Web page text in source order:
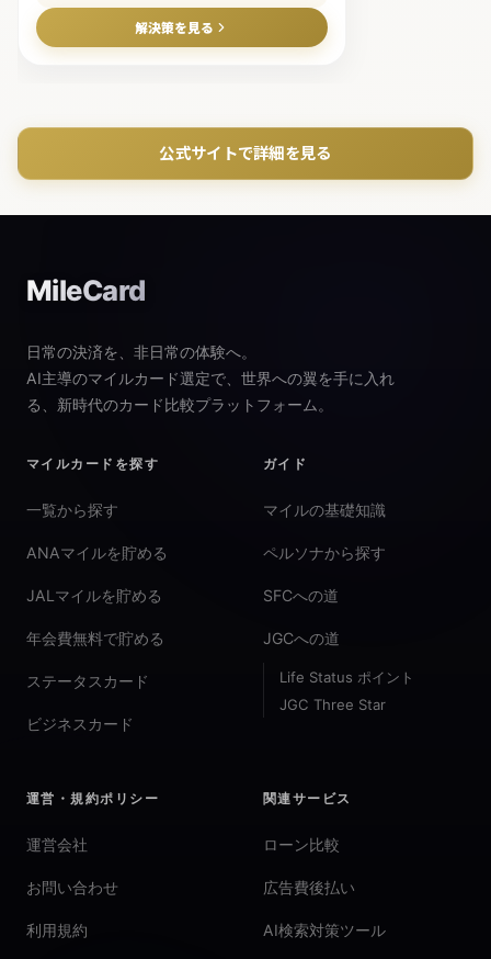
解決策を見る
公式サイトで詳細を見る
MileCard
日常の決済を、非日常の体験へ。
AI主導のマイルカード選定で、世界への翼を手に入れ
る、新時代のカード比較プラットフォーム。
マイルカードを探す
一覧から探す
ANAマイルを貯める
JALマイルを貯める
年会費無料で貯める
ステータスカード
ビジネスカード
ガイド
マイルの基礎知識
ペルソナから探す
SFCへの道
JGCへの道
Life Status ポイント
JGC Three Star
運営・規約ポリシー
運営会社
お問い合わせ
利用規約
関連サービス
ローン比較
広告費後払い
AI検索対策ツール